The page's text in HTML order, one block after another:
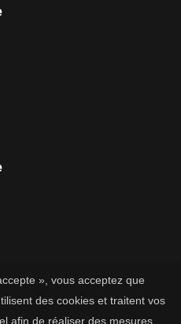
», vous acceptez que
des cookies et traitent vos
afin de réaliser des mesures